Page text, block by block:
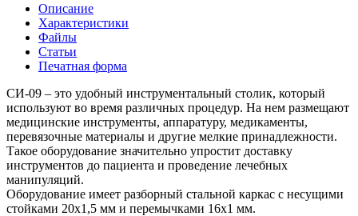
Описание
Характеристики
Файлы
Статьи
Печатная форма
СИ-09 – это удобный инструментальный столик, который
используют во время различных процедур. На нем размещают
медицинские инструменты, аппаратуру, медикаменты,
перевязочные материалы и другие мелкие принадлежности.
Такое оборудование значительно упростит доставку
инструментов до пациента и проведение лечебных
манипуляций.
Оборудование имеет разборный стальной каркас с несущими
стойками 20х1,5 мм и перемычками 16х1 мм.